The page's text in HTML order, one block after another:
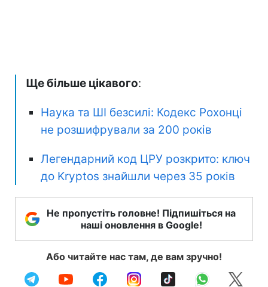
Ще більше цікавого:
Наука та ШІ безсилі: Кодекс Рохонці
не розшифрували за 200 років
Легендарний код ЦРУ розкрито: ключ
до Kryptos знайшли через 35 років
Не пропустіть головне! Підпишіться на
наші оновлення в Google!
Або читайте нас там, де вам зручно!